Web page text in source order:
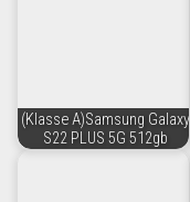
(Klasse A)Samsung Galaxy
S22 PLUS 5G 512gb